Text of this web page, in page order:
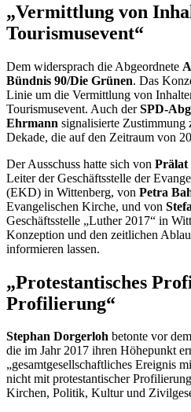
„Vermittlung von
Tourismusevent“
Dem widersprach die Abgeordnete
Bündnis 90/Die Grünen. Das
Linie um die Vermittlung von
Tourismusevent. Auch derSPD-
Ehrmann signalisierte
Dekade, die auf den Zeitraum von
Der Ausschuss hatte sich von Prälat
Leiter der Geschäftsstelle der
(EKD) in Wittenberg, von Petra
Evangelischen Kirche, und von
Geschäftsstelle „Luther 2017“ in
Konzeption und den zeitlichen
informieren lassen.
„Protestantisches
Profilierung“
Stephan Dorgerloh betonte vor
die im Jahr 2017 ihren Höhepunkt
„gesamtgesellschaftliches Ereignis
nicht mit protestantischer
Kirchen, Politik, Kultur und